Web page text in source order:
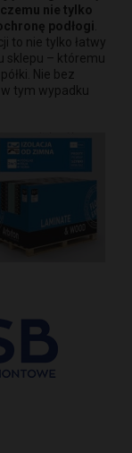
nie tylko
podłogi
to nie tylko łatwy
sklepu – któremu
Nie bez
w tym wypadku